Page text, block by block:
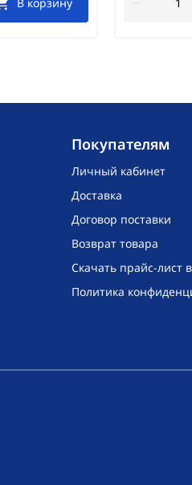
Покупателям
Личный кабинет
Доставка
Договор поставки
Возврат товара
Скачать прайс-лист
Политика